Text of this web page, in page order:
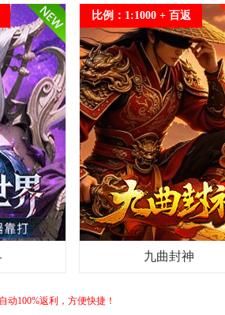
比例：1:1000 + 百返
九曲封神
自动100%返利，方便快捷！